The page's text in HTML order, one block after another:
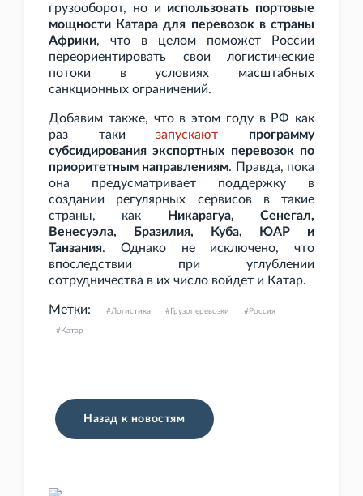
грузооборот, но и использовать портовые
мощности Катара для перевозок в страны
Африки, что в целом поможет России
переориентировать свои логистические
потоки в условиях масштабных
санкционных ограничений.
Добавим также, что в этом году в РФ как
раз такизапускают
программу
субсидирования экспортных перевозок по
приоритетным направлениям. Правда, пока
она предусматривает поддержку в
создании регулярных сервисов в такие
страны, как
Никарагуа, Сенегал,
Венесуэла, Бразилия, Куба, ЮАР и
Танзания. Однако не исключено, что
впоследствии при углублении
сотрудничества в их число войдет и Катар.
Метки: Логистика Грузоперевозки Россия
Катар
Назад к новостям